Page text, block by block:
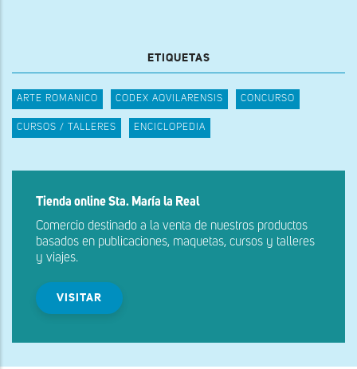
ETIQUETAS
ARTE ROMANICO CODEX AQVILARENSIS CONCURSO
CURSOS / TALLERES ENCICLOPEDIA
Tienda online Sta. María la Real
Comercio destinado a la venta de nuestros productos
basados en publicaciones, maquetas, cursos y talleres
y viajes.
VISITAR